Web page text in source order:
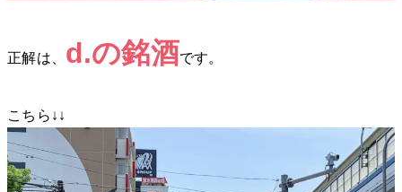
正解は、 d.の銘酒です。
こちら↓↓